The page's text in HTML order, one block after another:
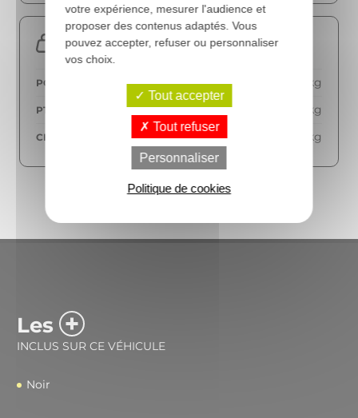
Poids
POIDS VIDE 2278 kg
PTAC 3500 kg
CHARGE UTILE 1147 kg
Les
INCLUS SUR CE VÉHICULE
Noir
votre expérience, mesurer l'audience et
proposer des contenus adaptés. Vous
pouvez accepter, refuser ou personnaliser
vos choix.
Tout accepter
Tout refuser
Personnaliser
Politique de cookies